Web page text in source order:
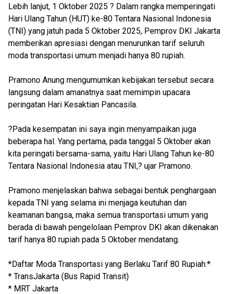
Lebih lanjut, 1 Oktober 2025 ? Dalam rangka memperingati
Hari Ulang Tahun (HUT) ke-80 Tentara Nasional Indonesia
(TNI) yang jatuh pada 5 Oktober 2025, Pemprov DKI Jakarta
memberikan apresiasi dengan menurunkan tarif seluruh
moda transportasi umum menjadi hanya 80 rupiah.
Pramono Anung mengumumkan kebijakan tersebut secara
langsung dalam amanatnya saat memimpin upacara
peringatan Hari Kesaktian Pancasila.
?Pada kesempatan ini saya ingin menyampaikan juga
beberapa hal. Yang pertama, pada tanggal 5 Oktober akan
kita peringati bersama-sama, yaitu Hari Ulang Tahun ke-80
Tentara Nasional Indonesia atau TNI,? ujar Pramono.
Pramono menjelaskan bahwa sebagai bentuk penghargaan
kepada TNI yang selama ini menjaga keutuhan dan
keamanan bangsa, maka semua transportasi umum yang
berada di bawah pengelolaan Pemprov DKI akan dikenakan
tarif hanya 80 rupiah pada 5 Oktober mendatang.
*Daftar Moda Transportasi yang Berlaku Tarif 80 Rupiah:*
* TransJakarta (Bus Rapid Transit)
* MRT Jakarta